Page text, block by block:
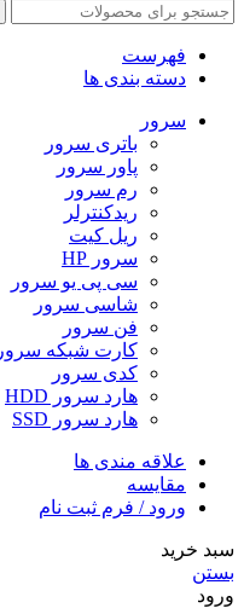
فهرست
دسته بندی ها
سرور
باتری سرور
پاور سرور
رم سرور
ریدکنترلر
ریل کیت
سرور HP
سی پی یو سرور
شاسی سرور
فن سرور
کارت شبکه سرور
کدی سرور
هارد سرور HDD
هارد سرور SSD
علاقه مندی ها
مقایسه
ورود / فرم ثبت نام
سبد خرید
بستن
ورود